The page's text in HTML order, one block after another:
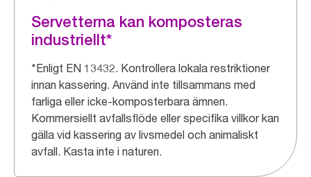
Servetterna kan komposteras
industriellt*
*Enligt EN 13432. Kontrollera lokala restriktioner
innan kassering. Använd inte tillsammans med
farliga eller icke-komposterbara ämnen.
Kommersiellt avfallsflöde eller specifika villkor kan
gälla vid kassering av livsmedel och animaliskt
avfall. Kasta inte i naturen.